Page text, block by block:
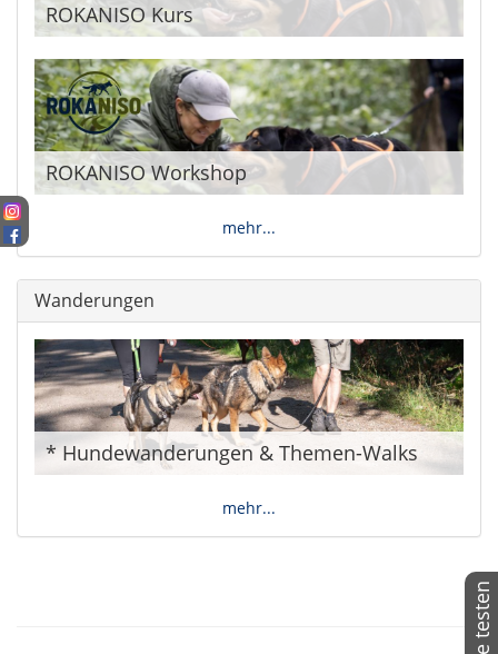
ROKANISO Kurs
ROKANISO Workshop
mehr...
Wanderungen
* Hundewanderungen & Themen-Walks
mehr...